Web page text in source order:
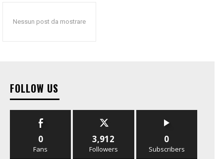
Nessun post da mostrare
FOLLOW US
0
Fans
3,912
Followers
0
Subscribers